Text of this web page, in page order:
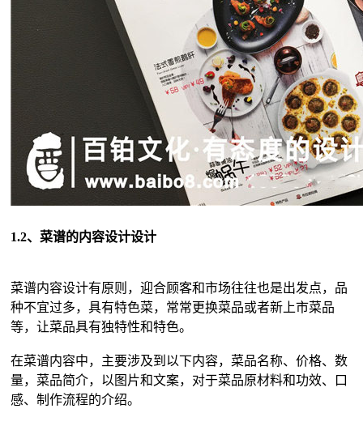
1.2、菜谱的内容设计设计
菜谱内容设计有原则，迎合顾客和市场往往也是出发点，品
种不宜过多，具有特色菜，常常更换菜品或者新上市菜品
等，让菜品具有独特性和特色。
在菜谱内容中，主要涉及到以下内容，菜品名称、价格、数
量，菜品简介，以图片和文案，对于菜品原材料和功效、口
感、制作流程的介绍。